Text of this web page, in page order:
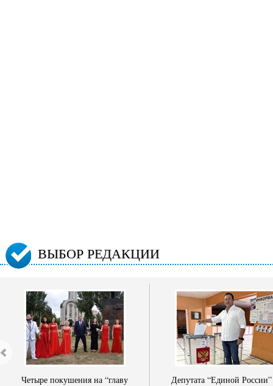
ВЫБОР РЕДАКЦИИ
Четыре покушения на “главу
Депутата “Единой